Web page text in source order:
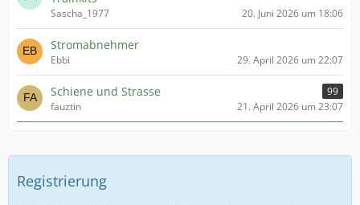
Sascha_1977 20. Juni 2026 um 18:06
Stromabnehmer
Ebbi 29. April 2026 um 22:07
Schiene und Strasse
99
fauztin
21. April 2026 um 23:07
Registrierung